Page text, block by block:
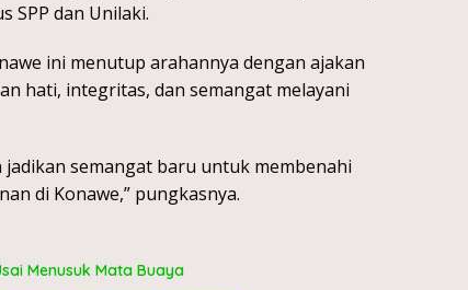
SPP dan Unilaki.
ini menutup arahannya dengan ajakan
hati, integritas, dan semangat melayani
semangat baru untuk membenahi
di Konawe,” pungkasnya.
Menusuk Mata Buaya